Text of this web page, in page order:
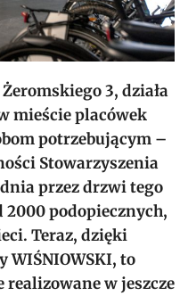
3, działa
mieście placówek
potrzebującym –
Stowarzyszenia
przez drzwi tego
podopiecznych,
Teraz, dzięki
to
realizowane w jeszcze